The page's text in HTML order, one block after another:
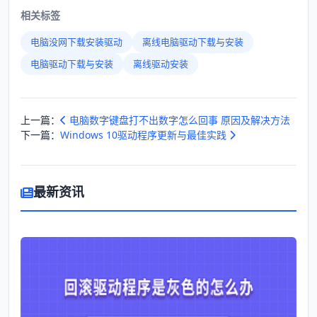
相关标签
电脑没网下载安装驱动
离线电脑驱动下载与安装
电脑驱动下载与安装
离线驱动安装
上一篇：
电脑数字键盘打不出数字怎么回事 原因及解决方法
下一篇： Windows 10驱动程序更新与最佳实践
最新资讯